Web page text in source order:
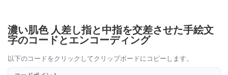
濃い肌色 人差し指と中指を交差させた手絵文
字のコードとエンコーディング
以下のコードをクリックしてクリップボードにコピーします。